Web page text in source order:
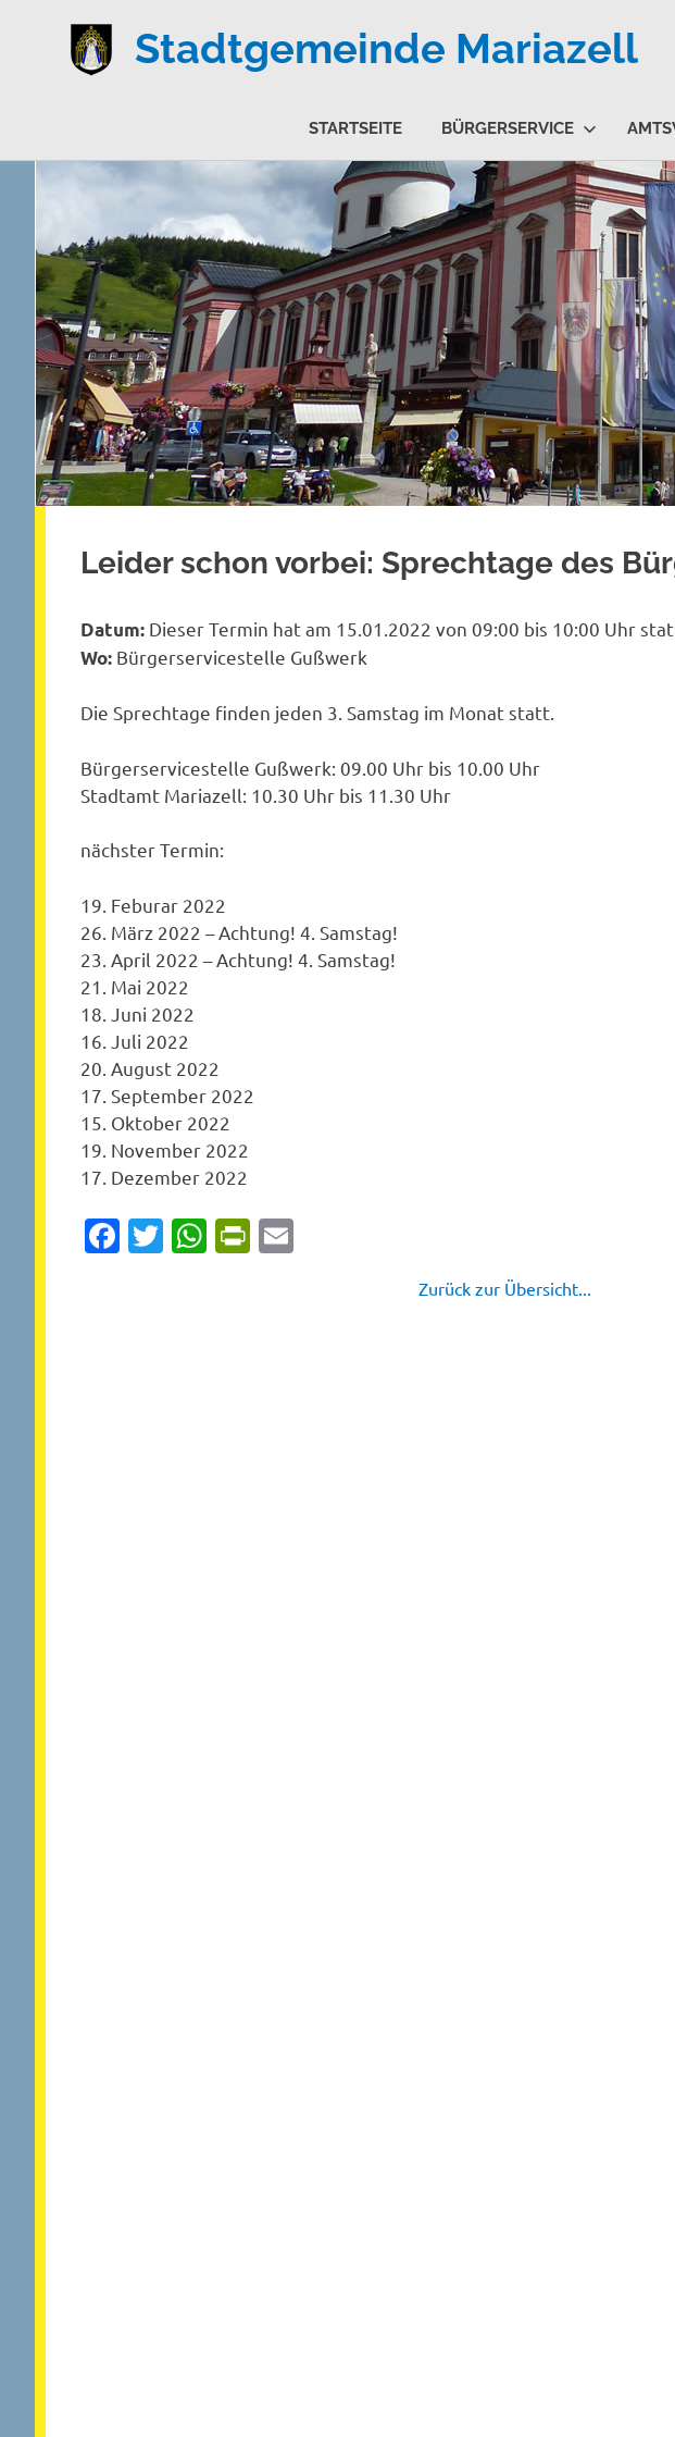
Stadtgemeinde Mariazell
STARTSEITE BÜRGERSERVICE
Leider schon vorbei: Sprechtage des
Datum: Dieser Termin hat am 15.01.2022 von 09:00 bis 10:00 Uhr
Wo: Bürgerservicestelle Gußwerk
Die Sprechtage finden jeden 3. Samstag im Monat statt.
Bürgerservicestelle Gußwerk: 09.00 Uhr bis 10.00 Uhr
Stadtamt Mariazell: 10.30 Uhr bis 11.30 Uhr
nächster Termin:
19. Feburar 2022
26. März 2022 – Achtung! 4. Samstag!
23. April 2022 – Achtung! 4. Samstag!
21. Mai 2022
18. Juni 2022
16. Juli 2022
20. August 2022
17. September 2022
15. Oktober 2022
19. November 2022
17. Dezember 2022
Facebook
Twitter
WhatsApp
PrintFriendly
Zurück zur Übersicht...